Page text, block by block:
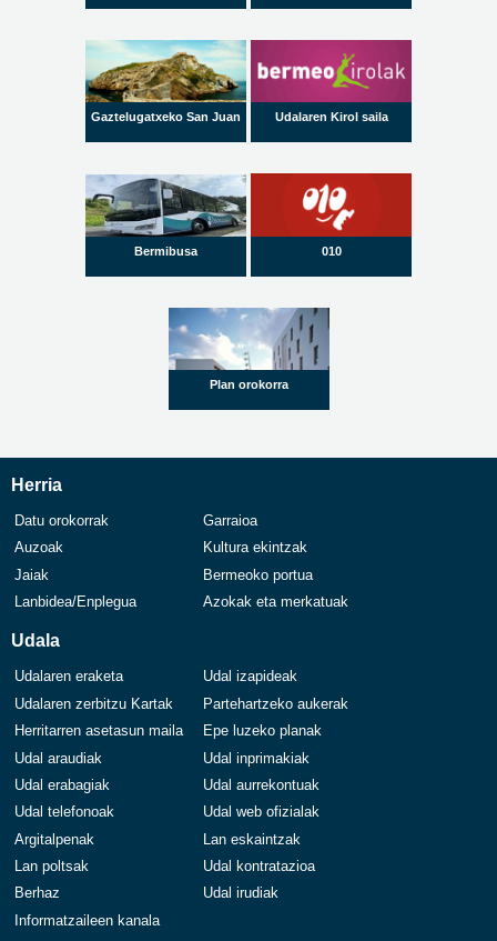
Gaztelugatxeko San Juan Udalaren Kirol saila
Bermibusa 010
Plan orokorra
Herria
Datu orokorrak
Garraioa
Auzoak
Kultura ekintzak
Jaiak
Bermeoko portua
Lanbidea/Enplegua
Azokak eta merkatuak
Udala
Udalaren eraketa
Udal izapideak
Udalaren zerbitzu Kartak
Partehartzeko aukerak
Herritarren asetasun maila
Epe luzeko planak
Udal araudiak
Udal inprimakiak
Udal erabagiak
Udal aurrekontuak
Udal telefonoak
Udal web ofizialak
Argitalpenak
Lan eskaintzak
Lan poltsak
Udal kontratazioa
Berhaz
Udal irudiak
Informatzaileen kanala